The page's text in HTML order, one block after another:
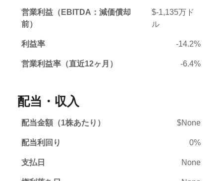
営業利益（EBITDA：減価償却
前）
$-1,135万ド
ル
利益率 -14.2%
営業利益率（直近12ヶ月） -6.4%
配当・収入
配当金額（1株あたり） $None
配当利回り 0%
支払日 None